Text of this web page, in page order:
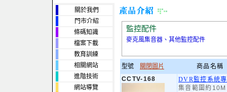
關於我們
門市介紹
條碼知識
檔案下載
教育訓練
相關網站
進階技術
網站導覽
監控配件
麥克風集音器、其他監控配件
型號 關閉圖片
商品名稱
CCTV-168
DVR監控系統
集音範圍約